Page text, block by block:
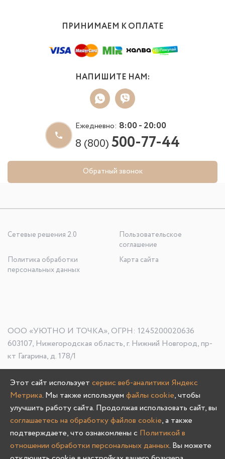
ПРИНИМАЕМ К ОПЛАТЕ
НАПИШИТЕ НАМ:
Ежедневно: 8:00 - 20:00
8 (800)500-77-44
Обратный звонок
Сетевые решения 2.0
Пользовательское
соглашение
Политика обработки
персональных данных
Карта сайта
ООО «УЮТНО И ТОЧКА», ОГРН: 1245200020636
603107, Нижегородская область, г. Нижний Новгород, пр-
кт Гагарина, д. 178/1
Олмеко © 2004 -2026
Этот сайт использует сервис веб-аналитики Яндекс
Метрика. Мы также используем файлы cookie, чтобы
улучшить работу сайта. Продолжая использовать сайт, вы
соглашаетесь на обработку файлов cookie, а также
подтверждаете, что ознакомлены с Политикой в
отношении обработки персональных данных. Вы можете